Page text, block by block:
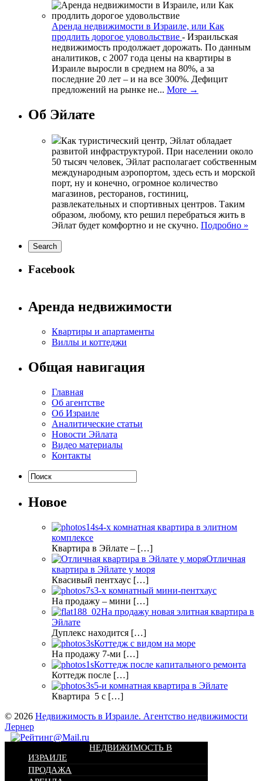
Аренда недвижимости в Израиле, или Как
продлить дорогое удовольствие - Израильская
недвижимость продолжает дорожать. По данным
аналитиков, с 2007 года цены на квартиры в
Израиле выросли в среднем на 80%, а за
последние 20 лет – и на все 300%. Дефицит
предложений на рынке не... More →
Об Эйлате
Как туристический центр, Эйлат обладает
развитой инфраструктурой. При населении около
50 тысяч человек, Эйлат располагает собственным
международным аэропортом, здесь есть и морской
порт, ну и конечно, огромное количество
магазинов, ресторанов, гостиниц,
развлекательных и спортивных центров. Таким
образом, любому, кто решил перебраться жить в
Эйлат будет комфортно и не скучно. Подробно »
Facebook
Аренда недвижимости
Квартиры и апартаменты
Виллы и коттеджи
Общая навигация
Главная
Об агентстве
Об Израиле
Аналитические статьи
Новости Эйлата
Видео материалы
Контакты
Новое
4-х комнатная квартира в элитном
комплексе
Квартира в Эйлате – […]
Отличная
квартира в Эйлате у моря
Квасивый пентхаус […]
3-х комнатный мини-пентхаус
На продажу – мини […]
На продажу новая элитная квартира в
Эйлате
Дуплекс находится […]
Коттедж с видом на море
На продажу 7-ми […]
Коттедж после капитального ремонта
Коттедж после […]
5-и комнатная квартира в Эйлате
Квартира 5 с […]
© 2026 Недвижимость в Израиле. Агентство недвижимости
Лернер
НЕДВИЖИМОСТЬ В
ИЗРАИЛЕ
ПРОДАЖА